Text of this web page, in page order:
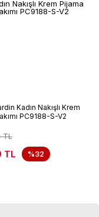
Kadın Nakışlı Krem
PC9188-S-V2
TL
TL %32